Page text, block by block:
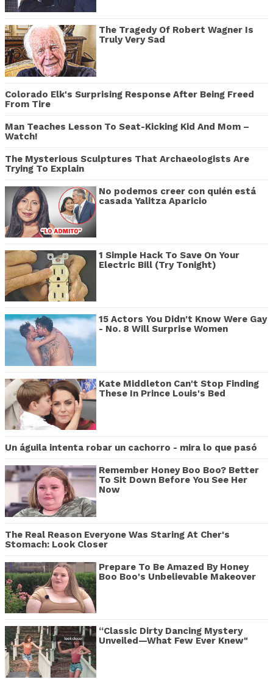
The Tragedy Of Robert Wagner Is
Truly Very Sad
Colorado Elk's Surprising Response After Being Freed
From Tire
Man Teaches Lesson To Seat-Kicking Kid And Mom –
Watch!
The Mysterious Sculptures That Archaeologists Are
Trying To Explain
No podemos creer con quién está
casada Yalitza Aparicio
1 Simple Hack To Save On Your
Electric Bill (Try Tonight)
15 Actors You Didn't Know Were Gay
- No. 8 Will Surprise Women
Kate Middleton Can't Stop Finding
These In Prince Louis's Bed
Un águila intenta robar un cachorro - mira lo que pasó
Remember Honey Boo Boo? Better
To Sit Down Before You See Her
Now
The Real Reason Everyone Was Staring At Cher's
Stomach: Look Closer
Prepare To Be Amazed By Honey
Boo Boo's Unbelievable Makeover
“Classic Dirty Dancing Mystery
Unveiled—What Few Ever Knew"